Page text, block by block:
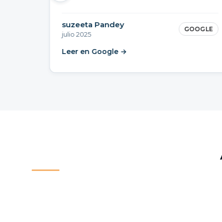
suzeeta Pandey
Leer en Google →